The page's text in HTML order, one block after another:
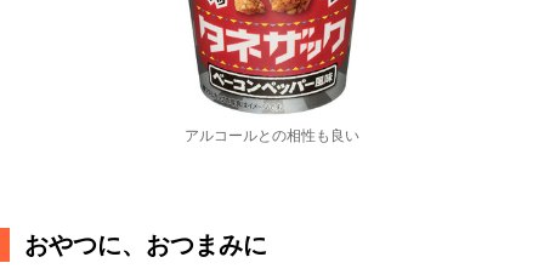
アルコールとの相性も良い
おやつに、おつまみに